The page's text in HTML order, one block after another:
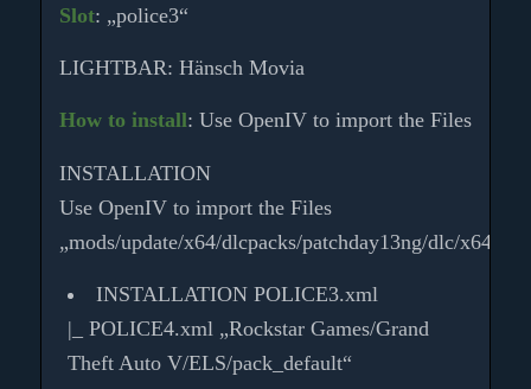
Slot: „police3“
LIGHTBAR: Hänsch Movia
How to install: Use OpenIV to import the Files
INSTALLATION
Use OpenIV to import the Files
„mods/update/x64/dlcpacks/patchday13ng/dlc/x64/
INSTALLATION POLICE3.xml
|_ POLICE4.xml „Rockstar Games/Grand
Theft Auto V/ELS/pack_default“